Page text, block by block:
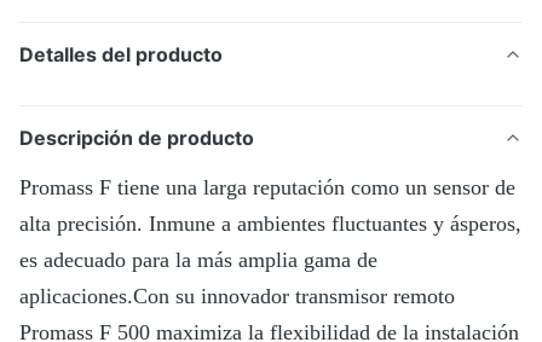
Detalles del producto
Descripción de producto
Promass F tiene una larga reputación como un sensor de
alta precisión. Inmune a ambientes fluctuantes y ásperos,
es adecuado para la más amplia gama de
aplicaciones.Con su innovador transmisor remoto
Promass F 500 maximiza la flexibilidad de la instalación